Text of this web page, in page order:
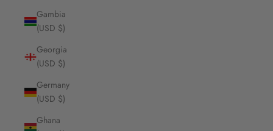
Gambia
(USD $)
Georgia
(USD $)
Germany
(USD $)
Ghana